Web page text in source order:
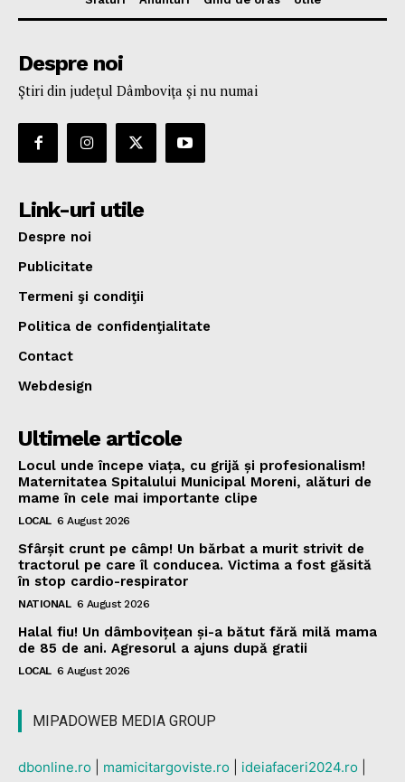
Despre noi
Ştiri din judeţul Dâmboviţa şi nu numai
Link-uri utile
Despre noi
Publicitate
Termeni şi condiţii
Politica de confidenţialitate
Contact
Webdesign
Ultimele articole
Locul unde începe viața, cu grijă și profesionalism!
Maternitatea Spitalului Municipal Moreni, alături de
mame în cele mai importante clipe
LOCAL 6 August 2026
Sfârșit crunt pe câmp! Un bărbat a murit strivit de
tractorul pe care îl conducea. Victima a fost găsită
în stop cardio-respirator
NATIONAL 6 August 2026
Halal fiu! Un dâmbovițean și-a bătut fără milă mama
de 85 de ani. Agresorul a ajuns după gratii
LOCAL 6 August 2026
MIPADOWEB MEDIA GROUP
dbonline.ro mamicitargoviste.ro ideiafaceri2024.ro